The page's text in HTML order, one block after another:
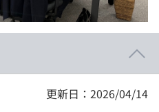
更新日：2026/04/14